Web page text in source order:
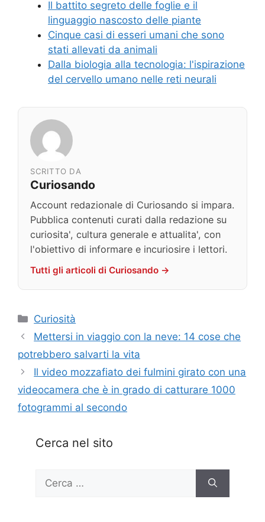
Il battito segreto delle foglie e il
linguaggio nascosto delle piante
Cinque casi di esseri umani che sono
stati allevati da animali
Dalla biologia alla tecnologia: l'ispirazione
del cervello umano nelle reti neurali
SCRITTO DA
Curiosando
Account redazionale di Curiosando si impara.
Pubblica contenuti curati dalla redazione su
curiosita', cultura generale e attualita', con
l'obiettivo di informare e incuriosire i lettori.
Tutti gli articoli di Curiosando →
Categorie
Curiosità
Mettersi in viaggio con la neve: 14 cose che
potrebbero salvarti la vita
Il video mozzafiato dei fulmini girato con una
videocamera che è in grado di catturare 1000
fotogrammi al secondo
Cerca nel sito
per: